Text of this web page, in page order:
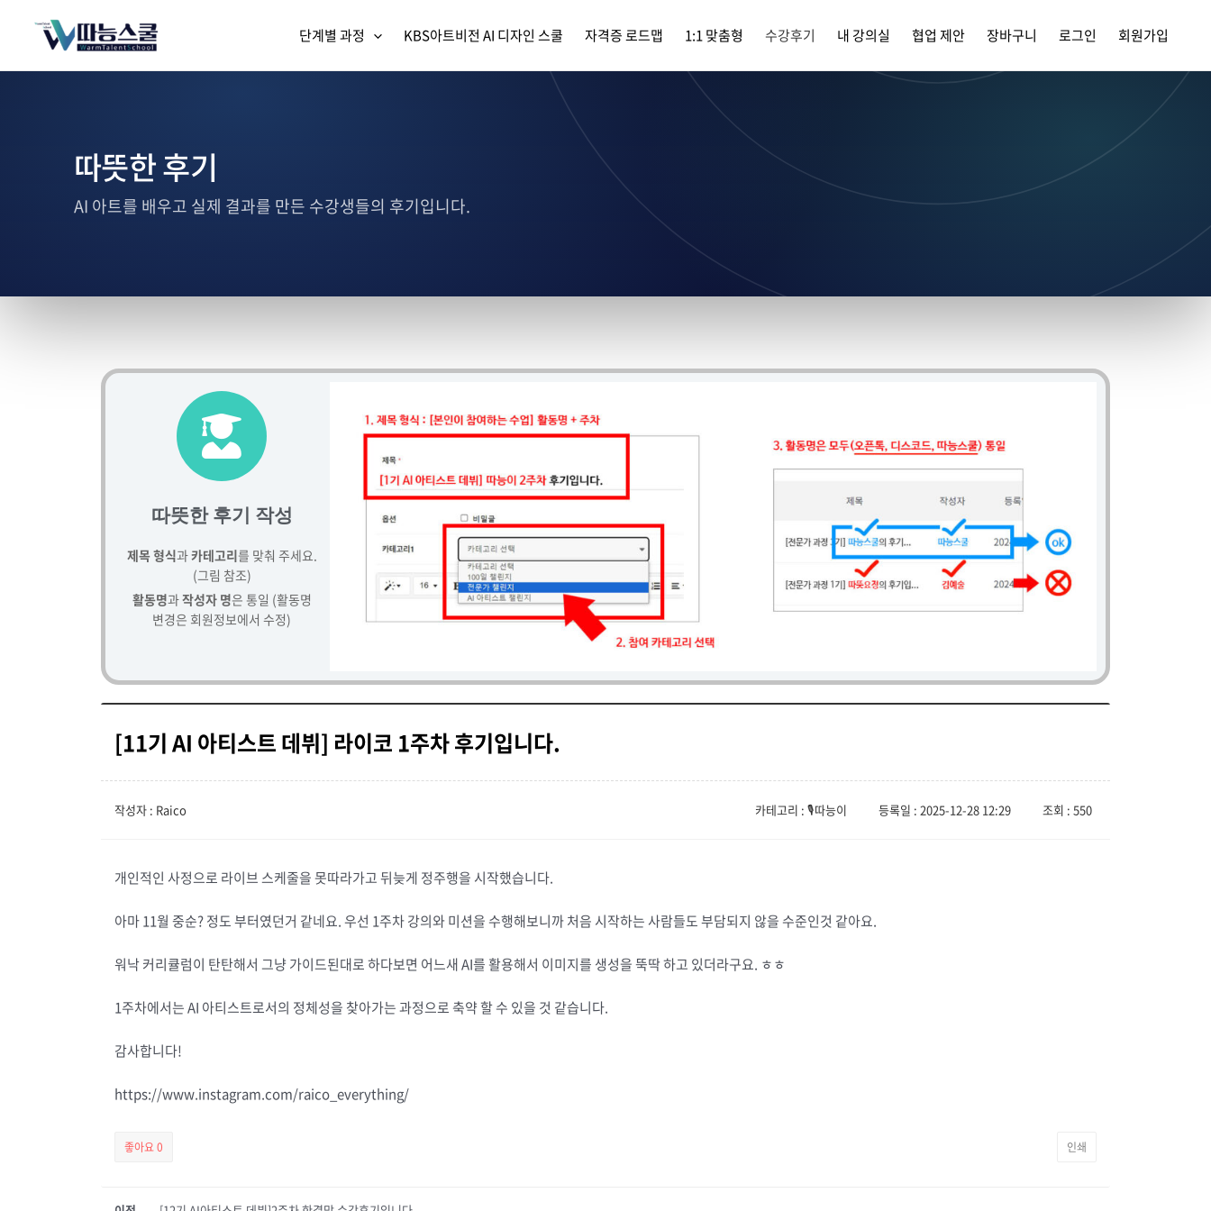
단계별 과정 KBS아트비전 AI 디자인 스쿨 자격증 로드맵 1:1 맞춤형 수강후기 내 강의실 협업 제안 장바구니 로그인 회원가입
따뜻한 후기
AI 아트를 배우고 실제 결과를 만든 수강생들의 후기입니다.
따뜻한 후기 작성
제목 형식과카테고리를 맞춰 주세요.
(그림 참조)
활동명과작성자 명은 통일 (활동명
변경은 회원정보에서 수정)
[11기 AI 아티스트 데뷔] 라이코 1주차 후기입니다.
조회 : 550
등록일 : 2025-12-28 12:29
작성자 : Raico 카테고리 : 🎙️따능이
개인적인 사정으로 라이브 스케줄을 못따라가고 뒤늦게 정주행을 시작했습니다.
아마 11월 중순? 정도 부터였던거 같네요. 우선 1주차 강의와 미션을 수행해보니까 처음 시작하는 사람들도 부담되지 않을 수준인것 같아요.
워낙 커리큘럼이 탄탄해서 그냥 가이드된대로 하다보면 어느새 AI를 활용해서 이미지를 생성을 뚝딱 하고 있더라구요. ㅎㅎ
1주차에서는 AI 아티스트로서의 정체성을 찾아가는 과정으로 축약 할 수 있을 것 같습니다.
감사합니다!
https://www.instagram.com/raico_everything/
좋아요0 인쇄